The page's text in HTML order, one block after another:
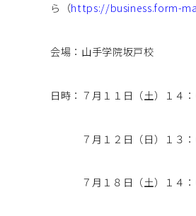
ら（https://business.form-
会場：山手学院坂戸校
日時：７月１１日（土）１４
７月１２日（日）１３：
７月１８日（土）１４：